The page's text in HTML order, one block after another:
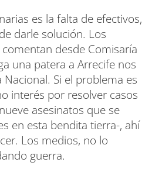
es la falta de efectivos,
darle solución. Los
desde Comisaría
una patera a Arrecife nos
Si el problema es
interés por resolver casos
asesinatos que se
en esta bendita tierra-, ahí
Los medios, no lo
guerra.